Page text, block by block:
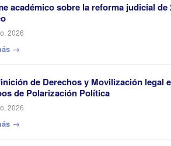
académico sobre la reforma judicial de
2026
→
de Derechos y Movilización legal
de Polarización Política
2026
→